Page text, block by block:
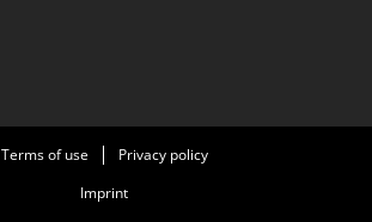
Terms of use
Privacy policy
Imprint